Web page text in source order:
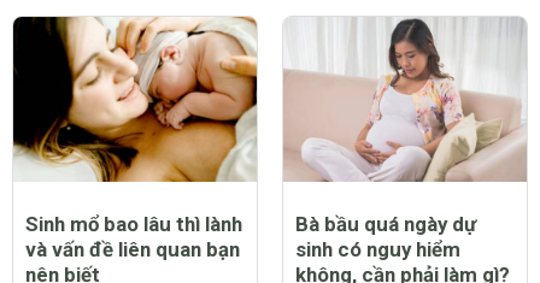
Sinh mổ bao lâu thì lành
và vấn đề liên quan bạn
nên biết
Bà bầu quá ngày dự
sinh có nguy hiểm
không, cần phải làm gì?